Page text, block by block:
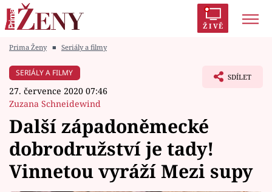
ŽIVĚ
Módní alarm
Témata
Celebrity
Prima Ženy ■ Seriály a filmy
SERIÁLY A FILMY
27. července 2020 07:46
Zuzana Schneidewind
SDÍLET
Další západoněmecké
dobrodružství je tady!
Vinnetou vyráží Mezi supy